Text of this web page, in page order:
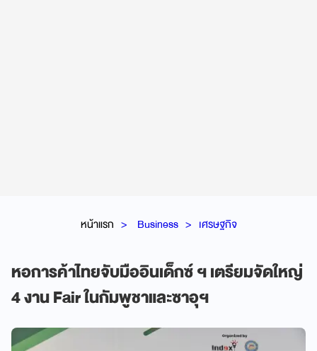
หน้าแรก Business เศรษฐกิจ
หอการค้าไทยจับมืออินเด็กซ์ ฯ เตรียมจัดใหญ่
4 งาน Fair ในกัมพูชาและซาอุฯ